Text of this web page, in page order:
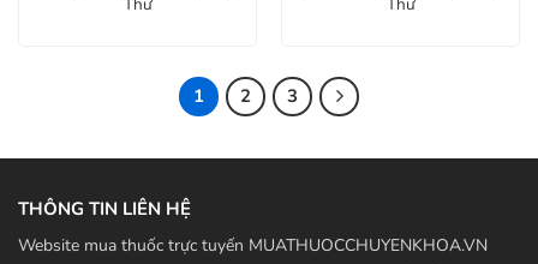
1 2 3
THÔNG TIN LIÊN HỆ
Website mua thuốc trực tuyến MUATHUOCCHUYENKHOA.VN